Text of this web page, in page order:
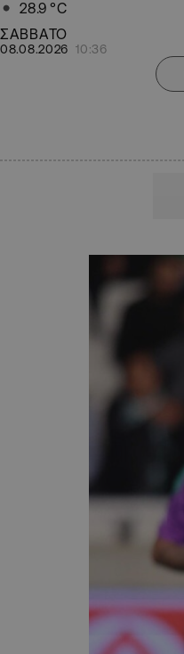
28.9 °C
ΣΑΒΒΑΤΟ
08.08.2026 10:36